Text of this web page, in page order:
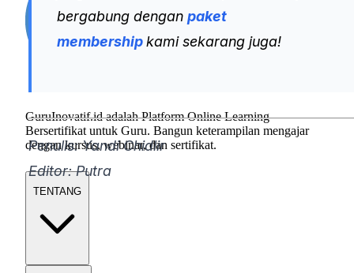
bergabung dengan paket
membershipkami sekarang juga!
Penulis: Yandi Chidlir
Editor: Putra
GuruInovatif.id adalah Platform Online Learning
Bersertifikat untuk Guru. Bangun keterampilan mengajar
dengan kursus, webinar, dan sertifikat.
TENTANG